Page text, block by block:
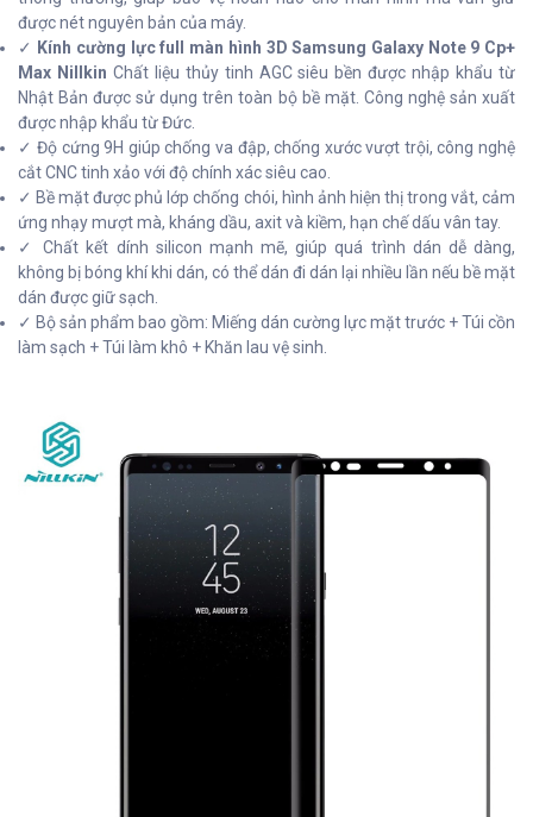
được nét nguyên bản của máy.
✓
Kính cường lực full màn hình 3D Samsung Galaxy Note 9 Cp+
Max Nillkin Chất liệu thủy tinh AGC siêu bền được nhập khẩu từ
Nhật Bản được sử dụng trên toàn bộ bề mặt. Công nghệ sản xuất
được nhập khẩu từ Đức.
✓ Độ cứng 9H giúp chống va đập, chống xước vượt trội, công nghệ
cắt CNC tinh xảo với độ chính xác siêu cao.
✓ Bề mặt được phủ lớp chống chói, hình ảnh hiện thị trong vắt, cảm
ứng nhạy mượt mà, kháng dầu, axit và kiềm, hạn chế dấu vân tay.
✓ Chất kết dính silicon mạnh mẽ, giúp quá trình dán dễ dàng,
không bị bóng khí khi dán, có thể dán đi dán lại nhiều lần nếu bề mặt
dán được giữ sạch.
✓ Bộ sản phẩm bao gồm: Miếng dán cường lực mặt trước + Túi cồn
làm sạch + Túi làm khô + Khăn lau vệ sinh.